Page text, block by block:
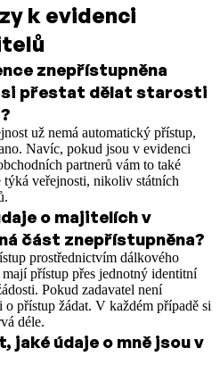
k evidenci
znepřístupněna
si přestat dělat starosti
už nemá automatický přístup,
Navíc, pokud jsou v evidenci
partnerů vám to také
veřejnosti, nikoliv státních
o majitelích v
část znepřístupněna?
prostřednictvím dálkového
přístup přes jednotný identitní
Pokud zadavatel není
přístup žádat. V každém případě si
déle.
jaké údaje o mně jsou v